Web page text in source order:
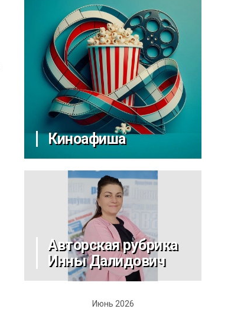
Киноафиша
Авторская рубрика
Инны Далидович
Июнь 2026